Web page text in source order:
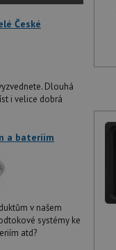
České
Dlouhá
i velice dobrá
a bateriím
v našem
systémy ke
atd?